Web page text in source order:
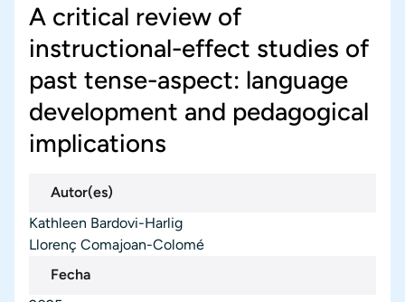
A critical review of
instructional-effect studies of
past tense-aspect: language
development and pedagogical
implications
Autor(es)
Kathleen Bardovi-Harlig
Llorenç Comajoan-Colomé
Fecha